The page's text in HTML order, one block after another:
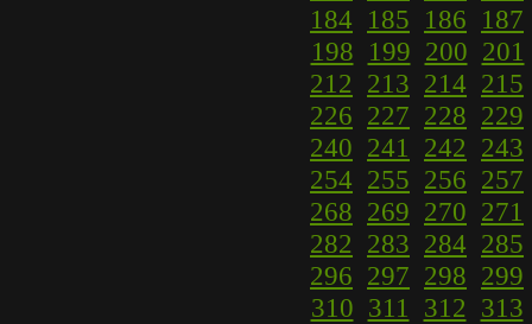
184 185 186 187
198 199 200 201
212 213 214 215
226 227 228 229
240 241 242 243
254 255 256 257
268 269 270 271
282 283 284 285
296 297 298 299
310 311 312 313